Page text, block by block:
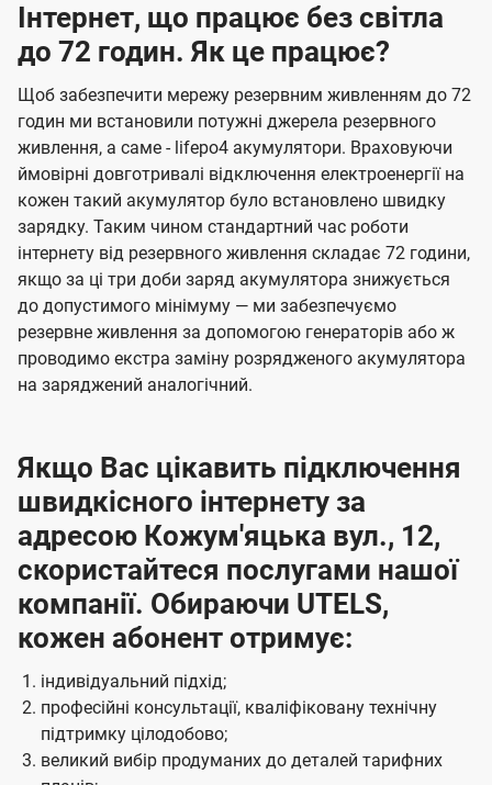
Інтернет, що працює без світла
до 72 годин. Як це працює?
Щоб забезпечити мережу резервним живленням до 72
годин ми встановили потужні джерела резервного
живлення, а саме - lifepo4 акумулятори. Враховуючи
ймовірні довготривалі відключення електроенергії на
кожен такий акумулятор було встановлено швидку
зарядку. Таким чином стандартний час роботи
інтернету від резервного живлення складає 72 години,
якщо за ці три доби заряд акумулятора знижується
до допустимого мінімуму — ми забезпечуємо
резервне живлення за допомогою генераторів або ж
проводимо екстра заміну розрядженого акумулятора
на заряджений аналогічний.
Якщо Вас цікавить підключення
швидкісного інтернету за
адресою Кожум'яцька вул., 12,
скористайтеся послугами нашої
компанії. Обираючи UTELS,
кожен абонент отримує:
індивідуальний підхід;
професійні консультації, кваліфіковану технічну
підтримку цілодобово;
великий вибір продуманих до деталей тарифних